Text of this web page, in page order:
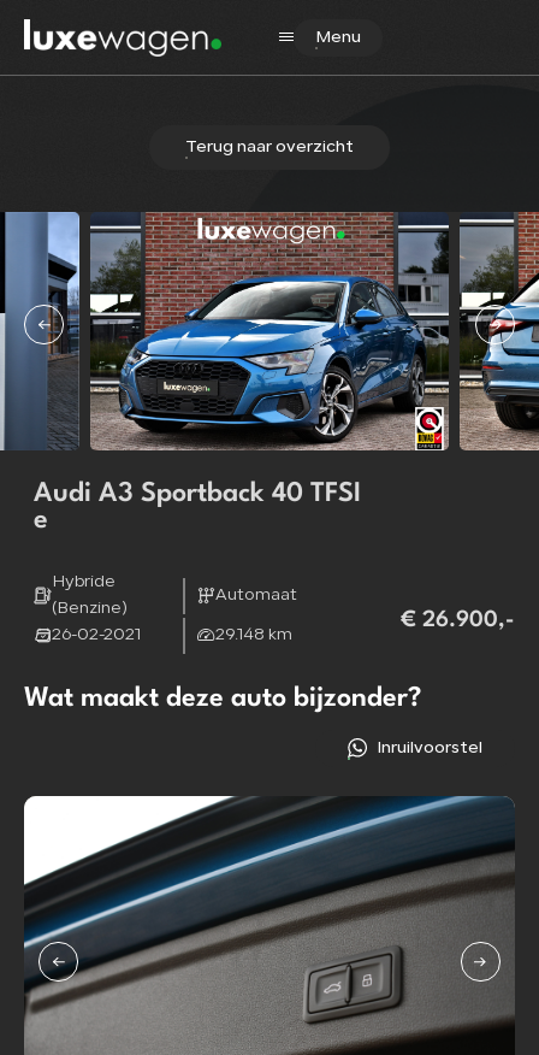
Menu
Home
Aanbod
Diensten
Verkocht
Over ons
Contact
Terug naar overzicht
Audi A3 Sportback 40 TFSI
e
Hybride
(Benzine)
Automaat
26-02-2021 29.148 km
€ 26.900,-
Wat maakt deze auto bijzonder?
Inruilvoorstel